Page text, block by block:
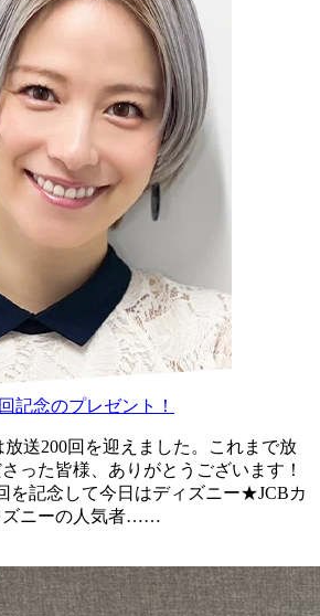
記念のプレゼント！
放送200回を迎えました。これまで放
った皆様、ありがとうございます！
を記念して今日はディズニー★JCBカ
ズニーの人気者……